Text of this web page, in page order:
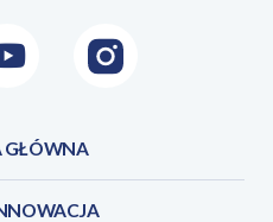
11,50 mg
320 mg
YoutubeInstagram
GŁÓWNA